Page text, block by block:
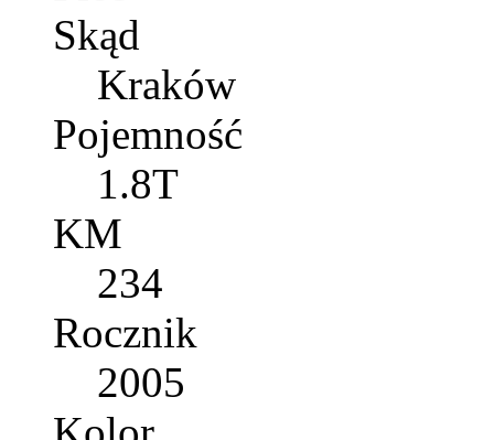
Skąd
Kraków
Pojemność
1.8T
KM
234
Rocznik
2005